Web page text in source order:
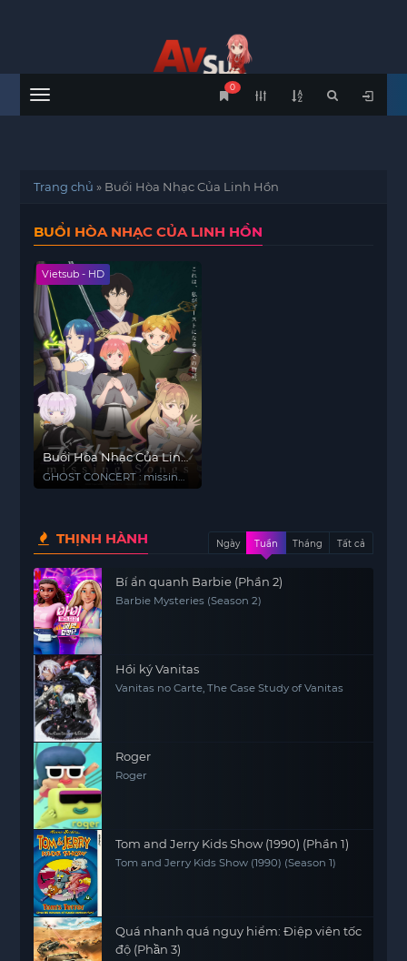
Menu
0
Trang chủ » Buổi Hòa Nhạc Của Linh Hồn
BUỔI HÒA NHẠC CỦA LINH HỒN
Vietsub - HD
Buổi Hòa Nhạc Của Linh
Hồn
GHOST CONCERT : missing
THỊNH HÀNH Ngày Tuần Tháng Tất cả
Bí ẩn quanh Barbie (Phần 2)
Barbie Mysteries (Season 2)
Hồi ký Vanitas
Vanitas no Carte, The Case Study of Vanitas
Roger
Roger
Tom and Jerry Kids Show (1990) (Phần 1)
Tom and Jerry Kids Show (1990) (Season 1)
Quá nhanh quá nguy hiểm: Điệp viên tốc
độ (Phần 3)